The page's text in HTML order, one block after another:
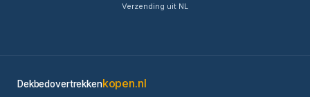
Verzending uit NL
Dekbedovertrekkenkopen.nl